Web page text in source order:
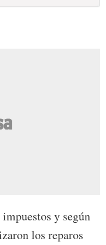
y según
los reparos